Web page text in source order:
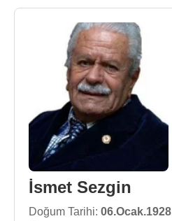
İsmet Sezgin
Doğum Tarihi: 06.Ocak.1928